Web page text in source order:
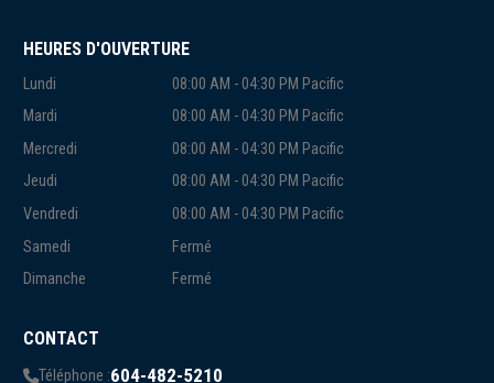
HEURES D'OUVERTURE
Lundi
08:00 AM - 04:30 PM Pacific
Mardi
08:00 AM - 04:30 PM Pacific
Mercredi
08:00 AM - 04:30 PM Pacific
Jeudi
08:00 AM - 04:30 PM Pacific
Vendredi
08:00 AM - 04:30 PM Pacific
Samedi
Fermé
Dimanche
Fermé
CONTACT
Téléphone :604-482-5210